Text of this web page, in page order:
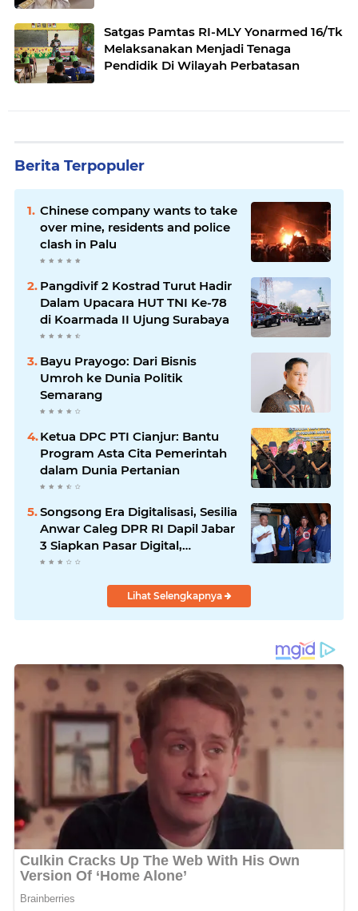
Satgas Pamtas RI-MLY Yonarmed 16/Tk
Melaksanakan Menjadi Tenaga
Pendidik Di Wilayah Perbatasan
Berita Terpopuler
Chinese company wants to take
over mine, residents and police
clash in Palu
Pangdivif 2 Kostrad Turut Hadir
Dalam Upacara HUT TNI Ke-78
di Koarmada II Ujung Surabaya
Bayu Prayogo: Dari Bisnis
Umroh ke Dunia Politik
Semarang
Ketua DPC PTI Cianjur: Bantu
Program Asta Cita Pemerintah
dalam Dunia Pertanian
Songsong Era Digitalisasi, Sesilia
Anwar Caleg DPR RI Dapil Jabar
3 Siapkan Pasar Digital,
Pemasaran Komoditas Petani
Lihat Selengkapnya